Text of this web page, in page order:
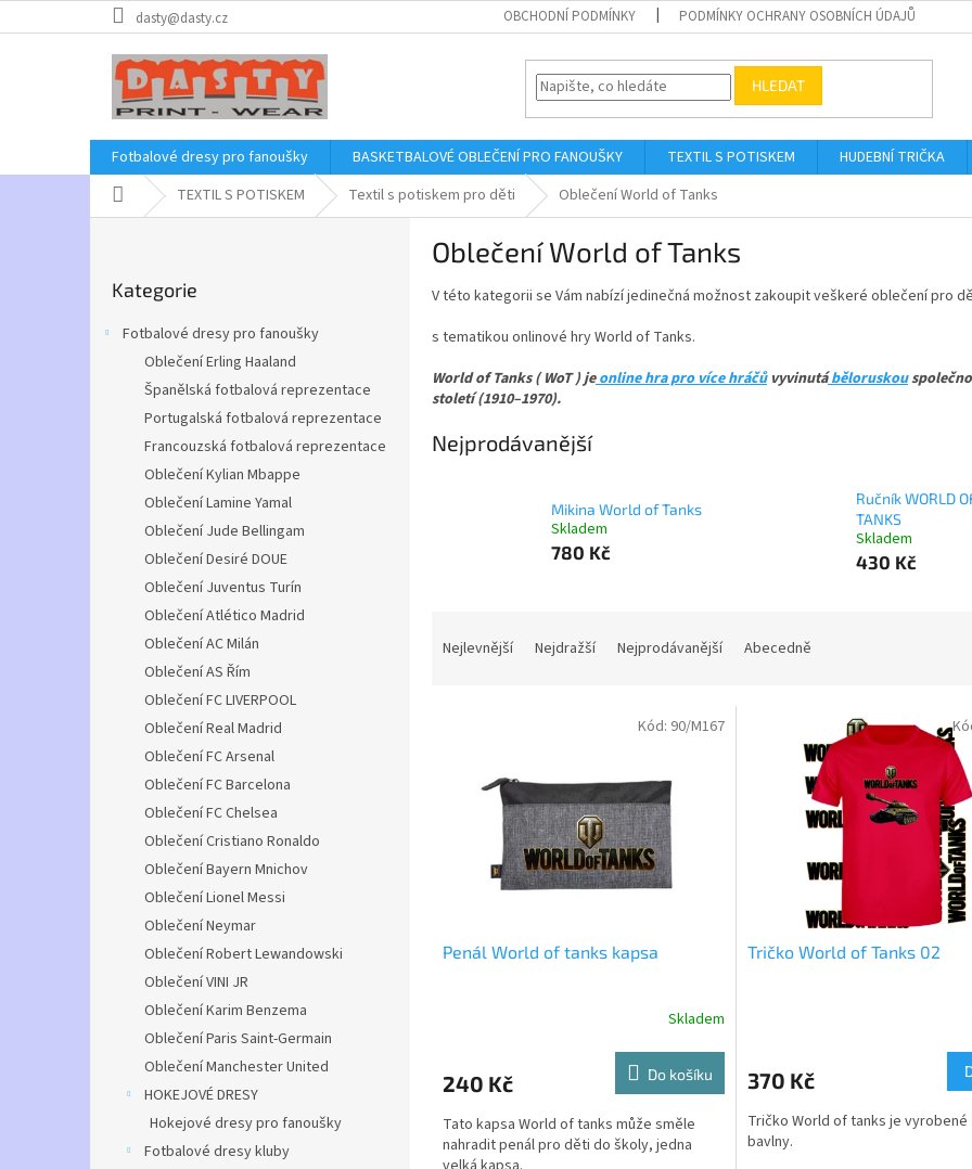
na
dasty@dasty.cz OBCHODNÍ PODMÍNKY PODMÍNKY OCHRANY OSOBNÍCH ÚDAJŮ
HLEDAT
Fotbalové dresy pro fanoušky BASKETBALOVÉ OBLEČENÍ PRO FANOUŠKY TEXTIL S POTISKEM HUDEBNÍ TRIČKA
Domů TEXTIL S POTISKEM Textil s potiskem pro děti Oblečení World of Tanks
kategorie
Kategorie
Fotbalové dresy pro fanoušky
Oblečení Erling Haaland
Španělská fotbalová reprezentace
Portugalská fotbalová reprezentace
Francouzská fotbalová reprezentace
Oblečení Kylian Mbappe
Oblečení Lamine Yamal
Oblečení Jude Bellingam
Oblečení Desiré DOUE
Oblečení Juventus Turín
Oblečení Atlético Madrid
Oblečení AC Milán
Oblečení AS Řím
Oblečení FC LIVERPOOL
Oblečení Real Madrid
Oblečení FC Arsenal
Oblečení FC Barcelona
Oblečení FC Chelsea
Oblečení Cristiano Ronaldo
Oblečení Bayern Mnichov
Oblečení Lionel Messi
Oblečení Neymar
Oblečení Robert Lewandowski
Oblečení VINI JR
Oblečení Karim Benzema
Oblečení Paris Saint-Germain
Oblečení Manchester United
HOKEJOVÉ DRESY
Hokejové dresy pro fanoušky
Fotbalové dresy kluby
Oblečení World of Tanks
V této kategorii se Vám nabízí jedinečná možnost zakoupit veškeré oblečení pro
s tematikou onlinové hry World of Tanks.
World of Tanks ( WoT ) jeonline hra pro více hráčůvyvinutáběloruskou
století (1910–1970).
Nejprodávanější
Mikina World of Tanks
Skladem
780 Kč
Ručník WORLD
TANKS
Skladem
430 Kč
Nejlevnější Nejdražší Nejprodávanější Abecedně
Penál World of tanks kapsa
je
z
5
Skladem
240 Kč Do košíku
Tato kapsa World of tanks může směle
nahradit penál pro děti do školy, jedna
Kód: 90/M167
Tričko World of Tanks 02
je
z
5
370 Kč
Tričko World of tanks je vyrobené
bavlny.